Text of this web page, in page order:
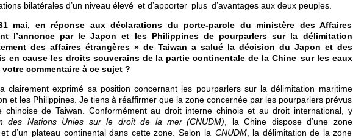
bilatérales d’un niveau élevé et d’apporter plus d’avantages aux deux peuples.
mai, en réponse aux déclarations du porte-parole du ministère des Affaires
l’annonce par le Japon et les Philippines de pourparlers sur la délimitation
des affaires étrangères » de Taiwan a salué la décision du Japon et des
en cause les droits souverains de la partie continentale de la Chine sur les eaux
commentaire à ce sujet ?
clairement exprimé sa position concernant les pourparlers sur la délimitation maritime
et les Philippines. Je tiens à réaffirmer que la zone concernée par les pourparlers prévus
chinoise de Taiwan. Conformément au droit interne chinois et au droit international, y
des Nations Unies sur le droit de la mer (CNUDM) , la Chine dispose d’une zone
d’un plateau continental dans cette zone. Selon la CNUDM, la délimitation de la zone